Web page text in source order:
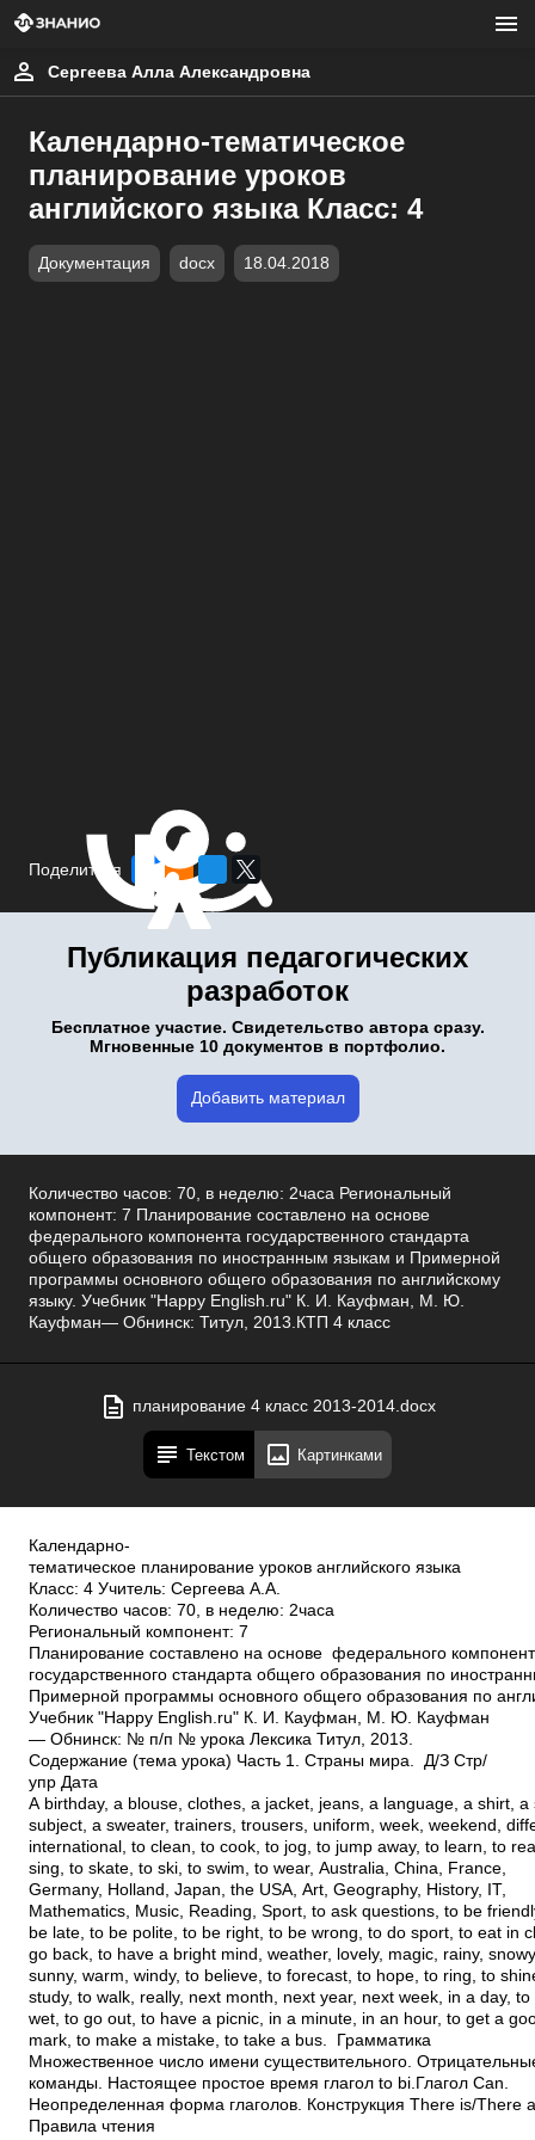
Сергеева Алла Александровна
Календарно-тематическое
планирование уроков
английского языка Класс: 4
Документация docx 18.04.2018
Поделиться
Публикация педагогических
разработок
Бесплатное участие. Свидетельство автора сразу.
Мгновенные 10 документов в портфолио.
Добавить материал
Количество часов: 70, в неделю: 2часа Региональный
компонент: 7 Планирование составлено на основе
федерального компонента государственного стандарта
общего образования по иностранным языкам и Примерной
программы основного общего образования по английскому
языку. Учебник "Happy English.ru" К. И. Кауфман, М. Ю.
Кауфман— Обнинск: Титул, 2013.КТП 4 класс
планирование 4 класс 2013-2014.docx
Текстом Картинками
Календарно­
тематическое планирование уроков английского языка
Класс: 4 Учитель: Сергеева А.А.
Количество часов: 70, в неделю: 2часа
Региональный компонент: 7
Планирование составлено на основе федерального
государственного стандарта общего образования по
Примерной программы основного общего образования по
Учебник "Happy English.ru" К. И. Кауфман, М. Ю. Кауфман
— Обнинск: № п/п № урока Лексика Титул, 2013.
Содержание (тема урока) Часть 1. Страны мира. Д/З Стр/
упр Дата
A birthday, a blouse, clothes, a jacket, jeans, a language, a shirt, a
subject, a sweater, trainers, trousers, uniform, week, weekend,
international, to clean, to cook, to jog, to jump away, to learn, to
sing, to skate, to ski, to swim, to wear, Australia, China, France,
Germany, Holland, Japan, the USA, Art, Geography, History, IT,
Mathematics, Music, Reading, Sport, to ask questions, to be
be late, to be polite, to be right, to be wrong, to do sport, to eat in
go back, to have a bright mind, weather, lovely, magic, rainy,
sunny, warm, windy, to believe, to forecast, to hope, to ring, to
study, to walk, really, next month, next year, next week, in a day, to
wet, to go out, to have a picnic, in a minute, in an hour, to get a
mark, to make a mistake, to take a bus. Грамматика
Множественное число имени существительного.
команды. Настоящее простое время глагол to bi.Глагол Can.
Неопределенная форма глаголов. Конструкция There is/There
Правила чтения